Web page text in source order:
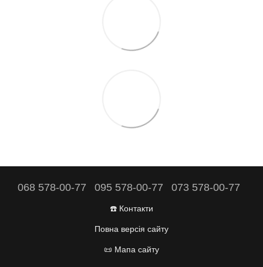
068 578-00-77 095 578-00-77 073 578-00-77
☎️ Контакти
Повна версія сайту
📜 Мапа сайту